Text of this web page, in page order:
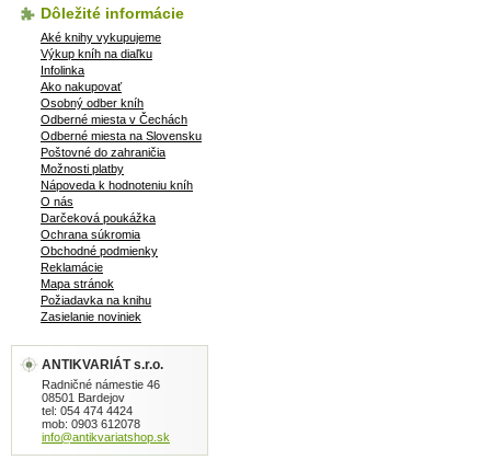
Dôležité informácie
Aké knihy vykupujeme
Výkup kníh na diaľku
Infolinka
Ako nakupovať
Osobný odber kníh
Odberné miesta v Čechách
Odberné miesta na Slovensku
Poštovné do zahraničia
Možnosti platby
Nápoveda k hodnoteniu kníh
O nás
Darčeková poukážka
Ochrana súkromia
Obchodné podmienky
Reklamácie
Mapa stránok
Požiadavka na knihu
Zasielanie noviniek
ANTIKVARIÁT s.r.o.
Radničné námestie 46
08501 Bardejov
tel: 054 474 4424
mob: 0903 612078
info@antikvariatshop.sk